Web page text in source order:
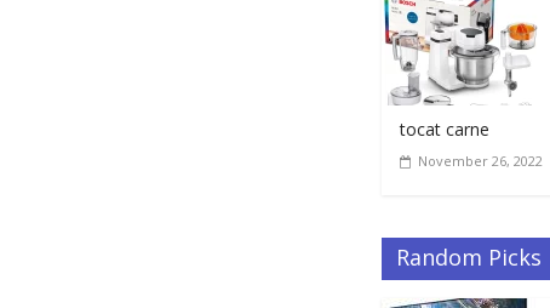
tocat carne
November 26, 2022
Random Picks